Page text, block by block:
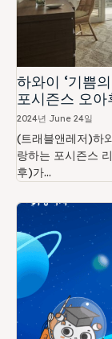
하와이 ‘기쁨
포시즌스 오아
2024년 June 24일
(트래블앤레저)하
랑하는 포시즌스
후)가...